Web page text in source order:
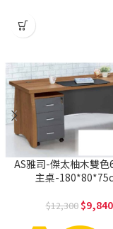
AS雅司-傑太柚木雙色
主桌-
12,300 9,840